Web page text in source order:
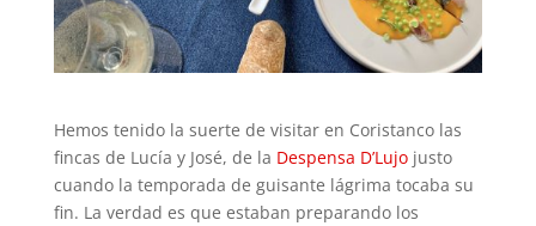
Hemos tenido la suerte de visitar en Coristanco las
fincas de Lucía y José, de la Despensa D’Lujojusto
cuando la temporada de guisante lágrima tocaba su
fin. La verdad es que estaban preparando los